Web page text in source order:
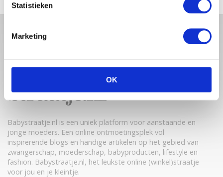
Statistieken
Marketing
OK
Babystraatje.nl is een uniek platform voor aanstaande en
jonge moeders. Een online ontmoetingsplek vol
inspirerende blogs en handige artikelen op het gebied van
zwangerschap, moederschap, babyproducten, lifestyle en
fashion. Babystraatje.nl, het leukste online (winkel)straatje
voor jou en je kleintje.